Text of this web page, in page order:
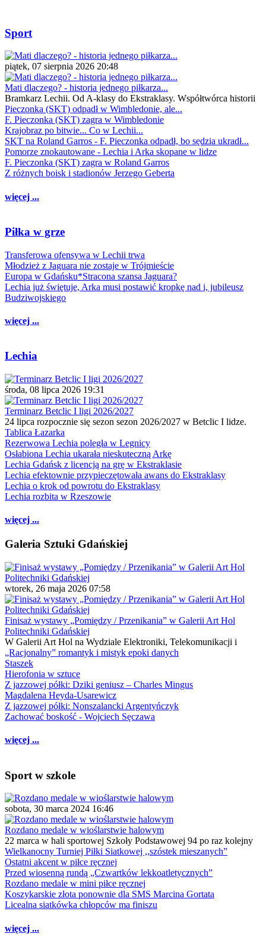
Sport
piątek, 07 sierpnia 2026 20:48
Mati dlaczego? - historia jednego piłkarza...
Bramkarz Lechii. Od A-klasy do Ekstraklasy. Współtwórca historii
Pieczonka (SKT) odpadł w Wimbledonie, ale...
F. Pieczonka (SKT) zagra w Wimbledonie
Krajobraz po bitwie... Co w Lechii...
SKT na Roland Garros - F. Pieczonka odpadł, bo sędzia ukradł...
Pomorze znokautowane - Lechia i Arka skopane w lidze
F. Pieczonka (SKT) zagra w Roland Garros
Z różnych boisk i stadionów Jerzego Geberta
więcej ...
Piłka w grze
Transferowa ofensywa w Lechii trwa
Młodzież z Jaguara nie zostaje w Trójmieście
Europa w Gdańsku*Stracona szansa Jaguara?
Lechia już świętuje, Arka musi postawić kropkę nad i, jubileusz
Budziwojskiego
więcej ...
Lechia
środa, 08 lipca 2026 19:31
Terminarz Betclic I ligi 2026/2027
24 lipca rozpocznie się sezon sezon 2026/2027 w Betclic I lidze.
Tablica Łazarka
Rezerwowa Lechia poległa w Legnicy
Osłabiona Lechia ukarała nieskuteczną Arkę
Lechia Gdańsk z licencją na grę w Ekstraklasie
Lechia efektownie przypieczętowała awans do Ekstraklasy
Lechia o krok od powrotu do Ekstraklasy
Lechia rozbita w Rzeszowie
więcej ...
Galeria Sztuki Gdańskiej
wtorek, 26 maja 2026 07:58
Finisaż wystawy „Pomiędzy / Przenikania” w Galerii Art Hol
Politechniki Gdańskiej
W Galerii Art Hol na Wydziale Elektroniki, Telekomunikacji i
„Racjonalny” romantyk i mistyk epoki danych
Staszek
Hierofonia w sztuce
Z jazzowej półki: Dziki geniusz – Charles Mingus
Magdalena Heyda-Usarewicz
Z jazzowej półki: Nonszalancki Argentyńczyk
Zachować boskość - Wojciech Sęczawa
więcej ...
Sport w szkole
sobota, 30 marca 2024 16:46
Rozdano medale w wioślarstwie halowym
22 marca w hali sportowej Szkoły Podstawowej 94 po raz kolejny
Wielkanocny Turniej Piłki Siatkowej ,,szóstek mieszanych”
Ostatni akcent w piłce ręcznej
Przed wiosenną rundą „Czwartków lekkoatletycznych”
Rozdano medale w mini piłce ręcznej
Koszykarskie złota ponownie dla SMS Marcina Gortata
Licealna siatkówka chłopców ma finiszu
więcej ...